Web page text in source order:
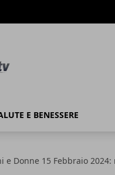
E BENESSERE
e Donne 15 Febbraio